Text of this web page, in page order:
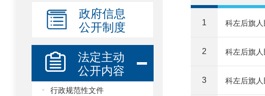
政府信息
公开制度
法定主动
公开内容
行政规范性文件
1 科左后旗
2 科左后旗
3 科左后旗